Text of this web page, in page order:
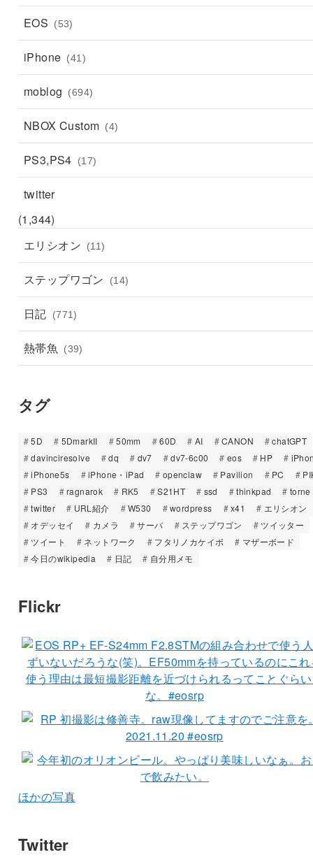
EOS (53)
iPhone (41)
moblog (694)
NBOX Custom (4)
PS3,PS4 (17)
twitter
(1,344)
エリシオン
(11)
ステップワゴン (14)
日記 (771)
熱帯魚 (39)
タグ
5D 5DmarkII 50mm 60D AI CANON
chatGPT
davinciresolve
dq dv7 dv7-6c00 eos HP
iPhone5s
iPhone・iPad openclaw Pavilion PC
PS3
ragnarok RK5 S21HT ssd thinkpad
torne
twitter
URL紹介 W530 wordpress x41
エリシオン
オデッセイ
カメラ サーバ ステップワゴン
ツイッター
ツイート
ネットワーク フタリノカケイボ
マザーボード
今日のwikipedia
日記 自分用メモ
Flickr
ほかの写真
Twitter